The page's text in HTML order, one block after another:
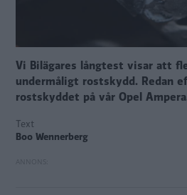
Vi Bilägares långtest visar att
undermåligt rostskydd. Redan
rostskyddet på vår Opel
Text
Boo Wennerberg